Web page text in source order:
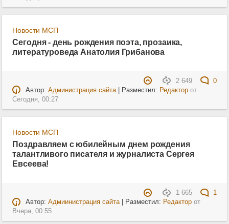
Новости МСП
Сегодня - день рождения поэта, прозаика,
литературоведа Анатолия Грибанова
2 649
0
Автор: Администрация сайта| Разместил: Редакторот
Сегодня, 00:27
Новости МСП
Поздравляем с юбилейным днем рождения
талантливого писателя и журналиста Сергея
Евсеева!
1 665
1
Автор: Адмиинистрация сайта| Разместил: Редакторот
Вчера, 00:55